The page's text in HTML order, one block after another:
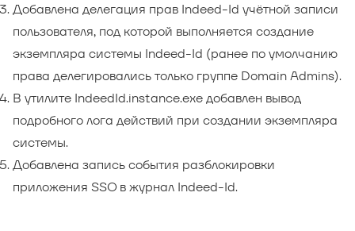
Добавлена делегация прав Indeed-Id учётной записи
пользователя, под которой выполняется создание
экземпляра системы Indeed-Id (ранее по умолчанию
права делегировались только группе Domain Admins).
В утилите IndeedId.instance.exe добавлен вывод
подробного лога действий при создании экземпляра
системы.
Добавлена запись события разблокировки
приложения SSO в журнал Indeed-Id.